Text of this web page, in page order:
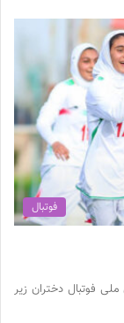
فوتبال
ملی فوتبال دختران زیر